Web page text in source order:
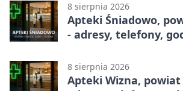
8 sierpnia 2026
Apteki Śniadowo,
- adresy, telefony,
8 sierpnia 2026
Apteki Wizna, powiat